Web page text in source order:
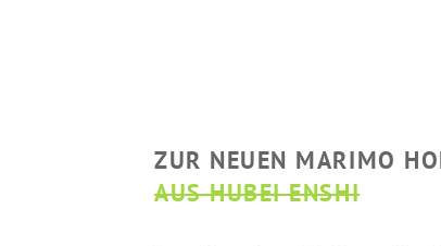
ZUR NEUEN MARIMO
AUS HUBEI ENSHI